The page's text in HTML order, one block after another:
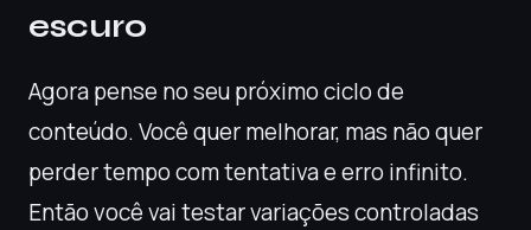
escuro
Agora pense no seu próximo ciclo de
conteúdo. Você quer melhorar, mas não quer
perder tempo com tentativa e erro infinito.
Então você vai testar variações controladas